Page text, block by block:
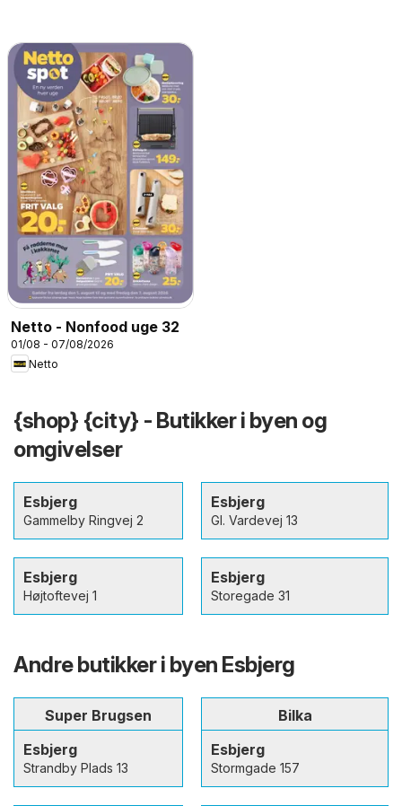
Netto - Nonfood uge 32
01/08 - 07/08/2026
Netto
{shop} {city} - Butikker i byen og
omgivelser
Esbjerg
Gammelby Ringvej 2
Esbjerg
Gl. Vardevej 13
Esbjerg
Højtoftevej 1
Esbjerg
Storegade 31
Andre butikker i byen Esbjerg
Super Brugsen
Esbjerg
Strandby Plads 13
Bilka
Esbjerg
Stormgade 157